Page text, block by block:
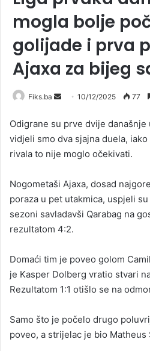
mogla bolje
golijade i prva
Ajaxa za bijeg
Fiks.ba
Send
email
10/12/2025 77
Odigrane su prve dvije današnje
vidjeli smo dva sjajna duela,
rivala to nije moglo očekivati.
Nogometaši Ajaxa, dosad
poraza u pet utakmica, uspjeli
sezoni savladavši Qarabag na
rezultatom 4:2.
Domaći tim je poveo golom
je Kasper Dolberg vratio stvari
Rezultatom 1:1 otišlo se na
Samo što je počelo drugo
poveo, a strijelac je bio Matheus